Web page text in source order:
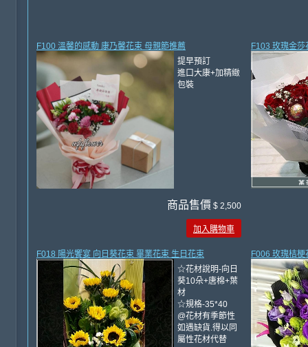
F100 溫馨的感動 康乃馨花束 母親節推薦
提早預訂
進口大康+加精緻
包裝
商品售價 $ 2,500
加入購物車
F103 玫瑰金
F018 陽光饗宴 向日葵花束 畢業花束 生日花束
☆花材說明-向日
葵10朵+唐棉+葉
材
☆規格-35*40
@花材有季節性
如遇缺貨.得以同
屬性花材代替
F006 玫瑰桔